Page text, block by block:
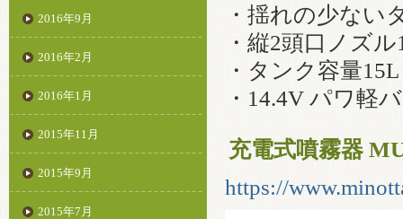
2016年9月
2016年2月
2016年1月
2015年11月
2015年9月
2015年7月
・揺れの少ない
・縦2頭口ノズ
・タンク容量15L
・14.4V パワ軽
充電式噴霧器
https://